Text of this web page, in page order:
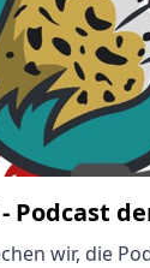
Podcast
wir, die